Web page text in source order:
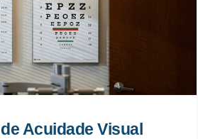
Acuidade Visual